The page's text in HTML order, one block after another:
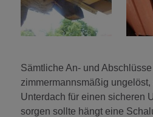
Sämtliche An- und Abschlüsse
zimmermannsmäßig
Unterdach für einen sicheren
sorgen sollte hängt eine